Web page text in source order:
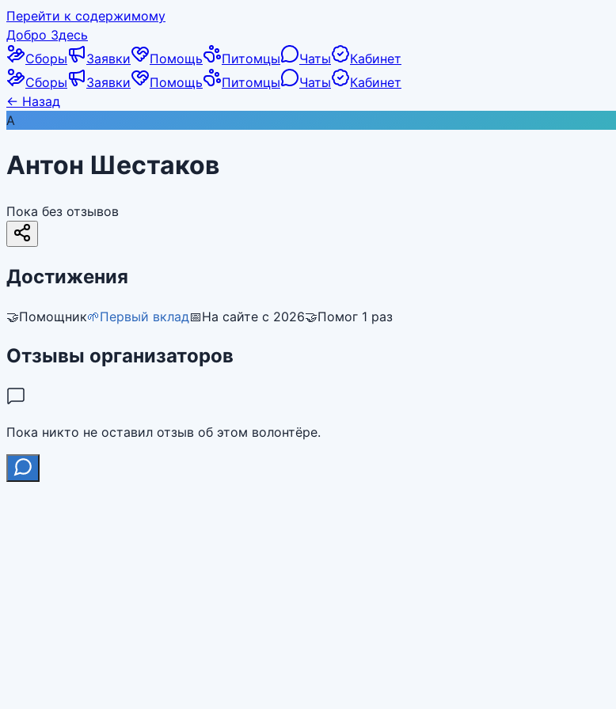
Перейти к содержимому
Добро Здесь
Сборы
Заявки Помощь Питомцы Чаты
Кабинет
Сборы
Заявки Помощь Питомцы Чаты
Кабинет
← Назад
А
Антон Шестаков
Пока без отзывов
Достижения
🤝Помощник🌱Первый вклад📅На сайте с 2026🤝Помог 1 раз
Отзывы организаторов
Пока никто не оставил отзыв об этом волонтёре.